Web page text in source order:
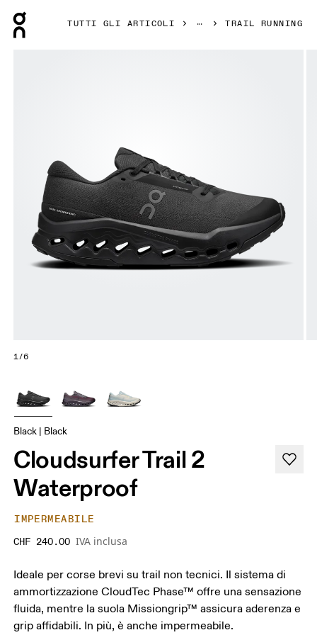
TUTTI GLI ARTICOLI TRAIL RUNNING
1/6
Black | Black
Cloudsurfer Trail 2
Waterproof
IMPERMEABILE
CHF 240.00 IVA inclusa
Ideale per corse brevi su trail non tecnici. Il sistema di
ammortizzazione CloudTec Phase™ offre una sensazione
fluida, mentre la suola Missiongrip™ assicura aderenza e
grip affidabili. In più, è anche impermeabile.